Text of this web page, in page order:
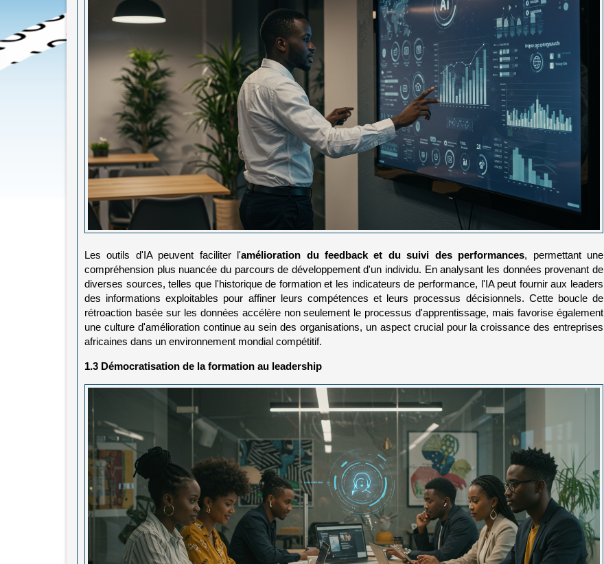
Les outils d'IA peuvent faciliter l'amélioration du feedback et du suivi des performances, permettant une
compréhension plus nuancée du parcours de développement d'un individu. En analysant les données provenant de
diverses sources, telles que l'historique de formation et les indicateurs de performance, l'IA peut fournir aux leaders
des informations exploitables pour affiner leurs compétences et leurs processus décisionnels. Cette boucle de
rétroaction basée sur les données accélère non seulement le processus d'apprentissage, mais favorise également
une culture d'amélioration continue au sein des organisations, un aspect crucial pour la croissance des entreprises
africaines dans un environnement mondial compétitif.
1.3 Démocratisation de la formation au leadership